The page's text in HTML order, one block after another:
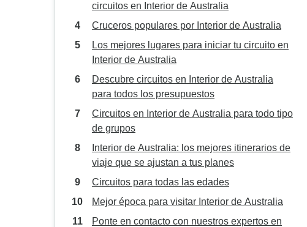
circuitos en Interior de Australia
Cruceros populares por Interior de Australia
Los mejores lugares para iniciar tu circuito en
Interior de Australia
Descubre circuitos en Interior de Australia
para todos los presupuestos
Circuitos en Interior de Australia para todo tipo
de grupos
Interior de Australia: los mejores itinerarios de
viaje que se ajustan a tus planes
Circuitos para todas las edades
Mejor época para visitar Interior de Australia
Ponte en contacto con nuestros expertos en